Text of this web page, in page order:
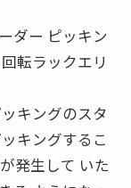
ダー ピッキン
転ラックエリ
キングのスタ
キングするこ
発生して いた